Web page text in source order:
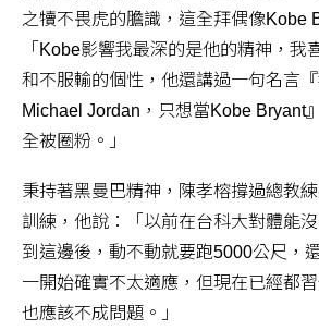
之犢不畏虎的膽識，這全拜偶像Kobe
「Kobe影響我最深的是他的精神，我
和不服輸的個性，他還講過一句名言
Michael Jordan，只想當Kobe Bryant
全被圈粉。」
秉持著黑曼巴精神，陳孝榕撐過總教
訓練，他說：「以前在台科大對體能
到這邊後，動不動就要跑5000公尺，
一開始確實不太適應，但現在已經都
也應該不成問題。」